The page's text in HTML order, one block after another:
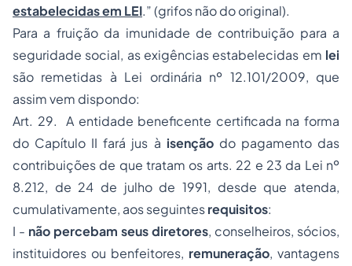
estabelecidas em LEI.” (grifos não do original).
Para a fruição da imunidade de contribuição para a
seguridade social, as exigências estabelecidas em lei
são remetidas à Lei ordinária nº 12.101/2009, que
assim vem dispondo:
Art. 29. A entidade beneficente certificada na forma
do Capítulo II fará jus à isençãodo pagamento das
contribuições de que tratam os arts. 22 e 23 da Lei nº
8.212, de 24 de julho de 1991, desde que atenda,
cumulativamente, aos seguintesrequisitos:
I - não percebam seus diretores, conselheiros, sócios,
instituidores ou benfeitores, remuneração, vantagens